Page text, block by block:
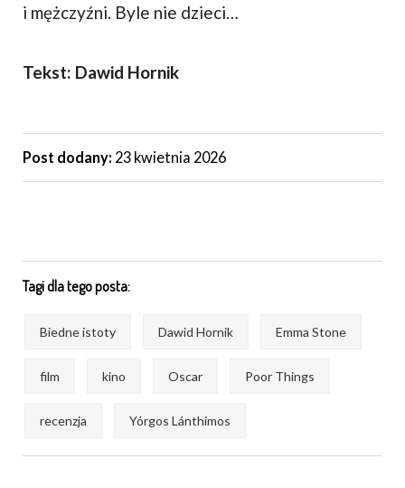
i mężczyźni. Byle nie dzieci…
Tekst: Dawid Hornik
Post dodany: 23 kwietnia 2026
Tagi dla tego posta:
Biedne istoty Dawid Hornik Emma Stone
film kino Oscar Poor Things
recenzja Yórgos Lánthimos